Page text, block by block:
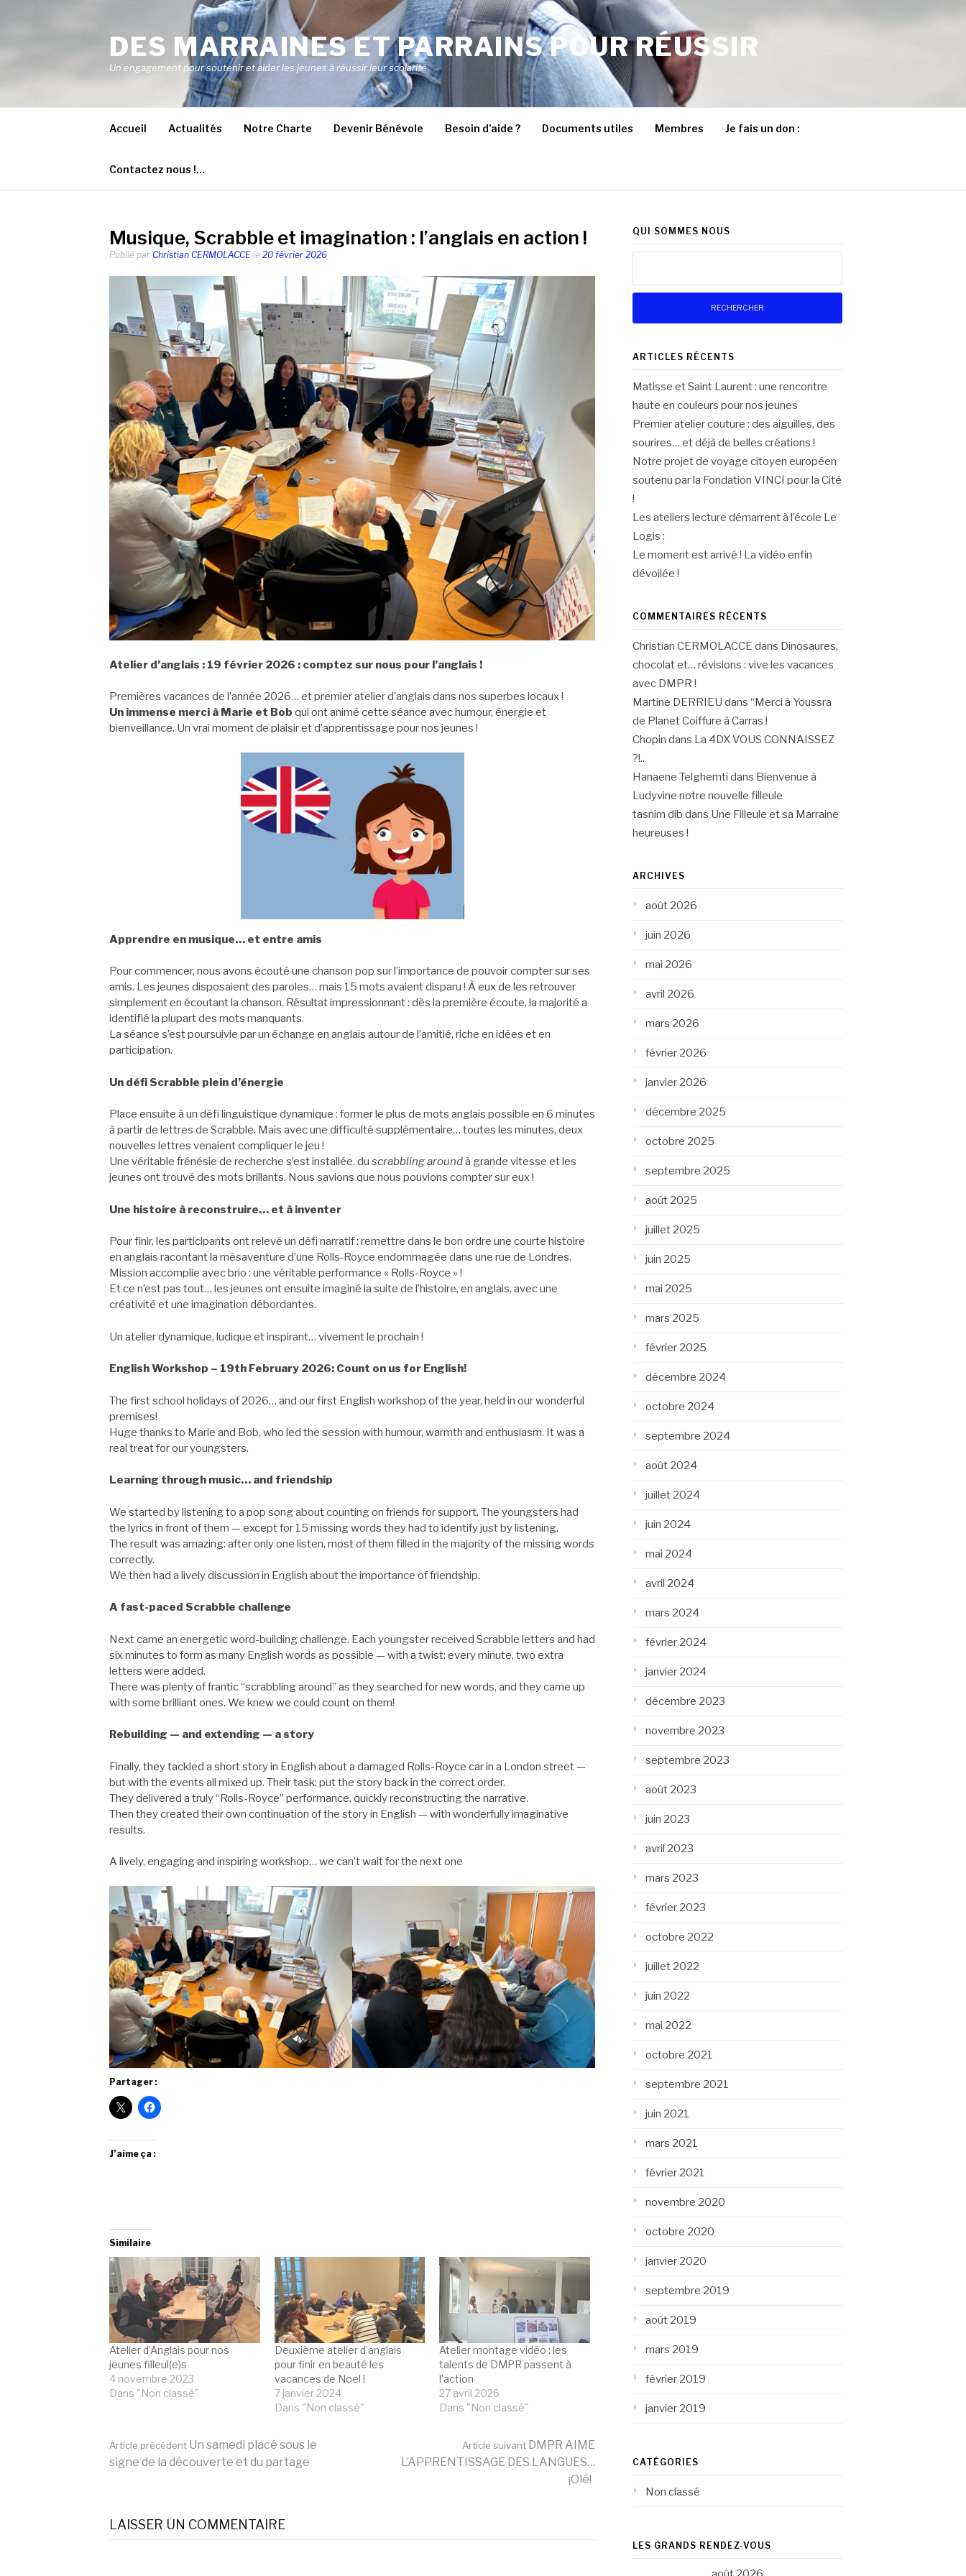
DES MARRAINES ET PARRAINS POUR RÉUSSIR
Un engagement pour soutenir et aider les jeunes à réussir leur scolarité
Accueil Actualités Notre Charte Devenir Bénévole Besoin d’aide ? Documents utiles Membres Je fais un don :
Contactez nous !…
Musique, Scrabble et imagination : l’anglais en action !
Publié par Christian CERMOLACCE le 20 février 2026
Atelier d’anglais : 19 février 2026 : comptez sur nous pour l’anglais !
Premières vacances de l’année 2026… et premier atelier d’anglais dans nos superbes locaux !
Un immense merci à Marie et Bob qui ont animé cette séance avec humour, énergie et
bienveillance. Un vrai moment de plaisir et d’apprentissage pour nos jeunes !
Apprendre en musique… et entre amis
Pour commencer, nous avons écouté une chanson pop sur l’importance de pouvoir compter sur ses
amis. Les jeunes disposaient des paroles… mais 15 mots avaient disparu ! À eux de les retrouver
simplement en écoutant la chanson. Résultat impressionnant : dès la première écoute, la majorité a
identifié la plupart des mots manquants.
La séance s’est poursuivie par un échange en anglais autour de l’amitié, riche en idées et en
participation.
Un défi Scrabble plein d’énergie
Place ensuite à un défi linguistique dynamique : former le plus de mots anglais possible en 6 minutes
à partir de lettres de Scrabble. Mais avec une difficulté supplémentaire… toutes les minutes, deux
nouvelles lettres venaient compliquer le jeu !
Une véritable frénésie de recherche s’est installée, du scrabbling aroundà grande vitesse et les
jeunes ont trouvé des mots brillants. Nous savions que nous pouvions compter sur eux !
Une histoire à reconstruire… et à inventer
Pour finir, les participants ont relevé un défi narratif : remettre dans le bon ordre une courte histoire
en anglais racontant la mésaventure d’une Rolls‑Royce endommagée dans une rue de Londres.
Mission accomplie avec brio : une véritable performance « Rolls-Royce » !
Et ce n’est pas tout… les jeunes ont ensuite imaginé la suite de l’histoire, en anglais, avec une
créativité et une imagination débordantes.
Un atelier dynamique, ludique et inspirant… vivement le prochain !
English Workshop – 19th February 2026: Count on us for English!
The first school holidays of 2026… and our first English workshop of the year, held in our wonderful
premises!
Huge thanks to Marie and Bob, who led the session with humour, warmth and enthusiasm. It was a
real treat for our youngsters.
Learning through music… and friendship
We started by listening to a pop song about counting on friends for support. The youngsters had
the lyrics in front of them — except for 15 missing words they had to identify just by listening.
The result was amazing: after only one listen, most of them filled in the majority of the missing words
correctly.
We then had a lively discussion in English about the importance of friendship.
A fast-paced Scrabble challenge
Next came an energetic word-building challenge. Each youngster received Scrabble letters and had
six minutes to form as many English words as possible — with a twist: every minute, two extra
letters were added.
There was plenty of frantic “scrabbling around” as they searched for new words, and they came up
with some brilliant ones. We knew we could count on them!
Rebuilding — and extending — a story
Finally, they tackled a short story in English about a damaged Rolls-Royce car in a London street —
but with the events all mixed up. Their task: put the story back in the correct order.
They delivered a truly “Rolls-Royce” performance, quickly reconstructing the narrative.
Then they created their own continuation of the story in English — with wonderfully imaginative
results.
A lively, engaging and inspiring workshop… we can’t wait for the next one
Partager :
J’aime ça :
Similaire
Atelier d’Anglais pour nos
jeunes filleul(e)s
4 novembre 2023
Dans "Non classé"
Deuxième atelier d’anglais
pour finir en beauté les
vacances de Noel !
7 janvier 2024
Dans "Non classé"
Atelier montage vidéo : les
talents de DMPR passent à
l’action
27 avril 2026
Dans "Non classé"
Lire
suite
Article précédent Un samedi placé sous le
signe de la découverte et du partage
Article suivant DMPR AIME
L’APPRENTISSAGE DES LANGUES…
¡Olé!
LAISSER UN COMMENTAIRE
QUI SOMMES NOUS
ARTICLES RÉCENTS
Matisse et Saint Laurent : une rencontre
haute en couleurs pour nos jeunes
Premier atelier couture : des aiguilles, des
sourires… et déjà de belles créations !
Notre projet de voyage citoyen européen
soutenu par la Fondation VINCI pour la Cité
!
Les ateliers lecture démarrent à l’école Le
Logis :
Le moment est arrivé ! La vidéo enfin
dévoilée !
COMMENTAIRES RÉCENTS
Christian CERMOLACCE dans Dinosaures,
chocolat et… révisions : vive les vacances
avec DMPR !
Martine DERRIEU dans “Merci à Youssra
de Planet Coiffure à Carras !
Chopin dans La 4DX VOUS CONNAISSEZ
?!..
Hanaene Telghemti dans Bienvenue à
Ludyvine notre nouvelle filleule
tasnim dib dans Une Filleule et sa Marraine
heureuses !
ARCHIVES
août 2026
juin 2026
mai 2026
avril 2026
mars 2026
février 2026
janvier 2026
décembre 2025
octobre 2025
septembre 2025
août 2025
juillet 2025
juin 2025
mai 2025
mars 2025
février 2025
décembre 2024
octobre 2024
septembre 2024
août 2024
juillet 2024
juin 2024
mai 2024
avril 2024
mars 2024
février 2024
janvier 2024
décembre 2023
novembre 2023
septembre 2023
août 2023
juin 2023
avril 2023
mars 2023
février 2023
octobre 2022
juillet 2022
juin 2022
mai 2022
octobre 2021
septembre 2021
juin 2021
mars 2021
février 2021
novembre 2020
octobre 2020
janvier 2020
septembre 2019
août 2019
mars 2019
février 2019
janvier 2019
CATÉGORIES
Non classé
LES GRANDS RENDEZ-VOUS